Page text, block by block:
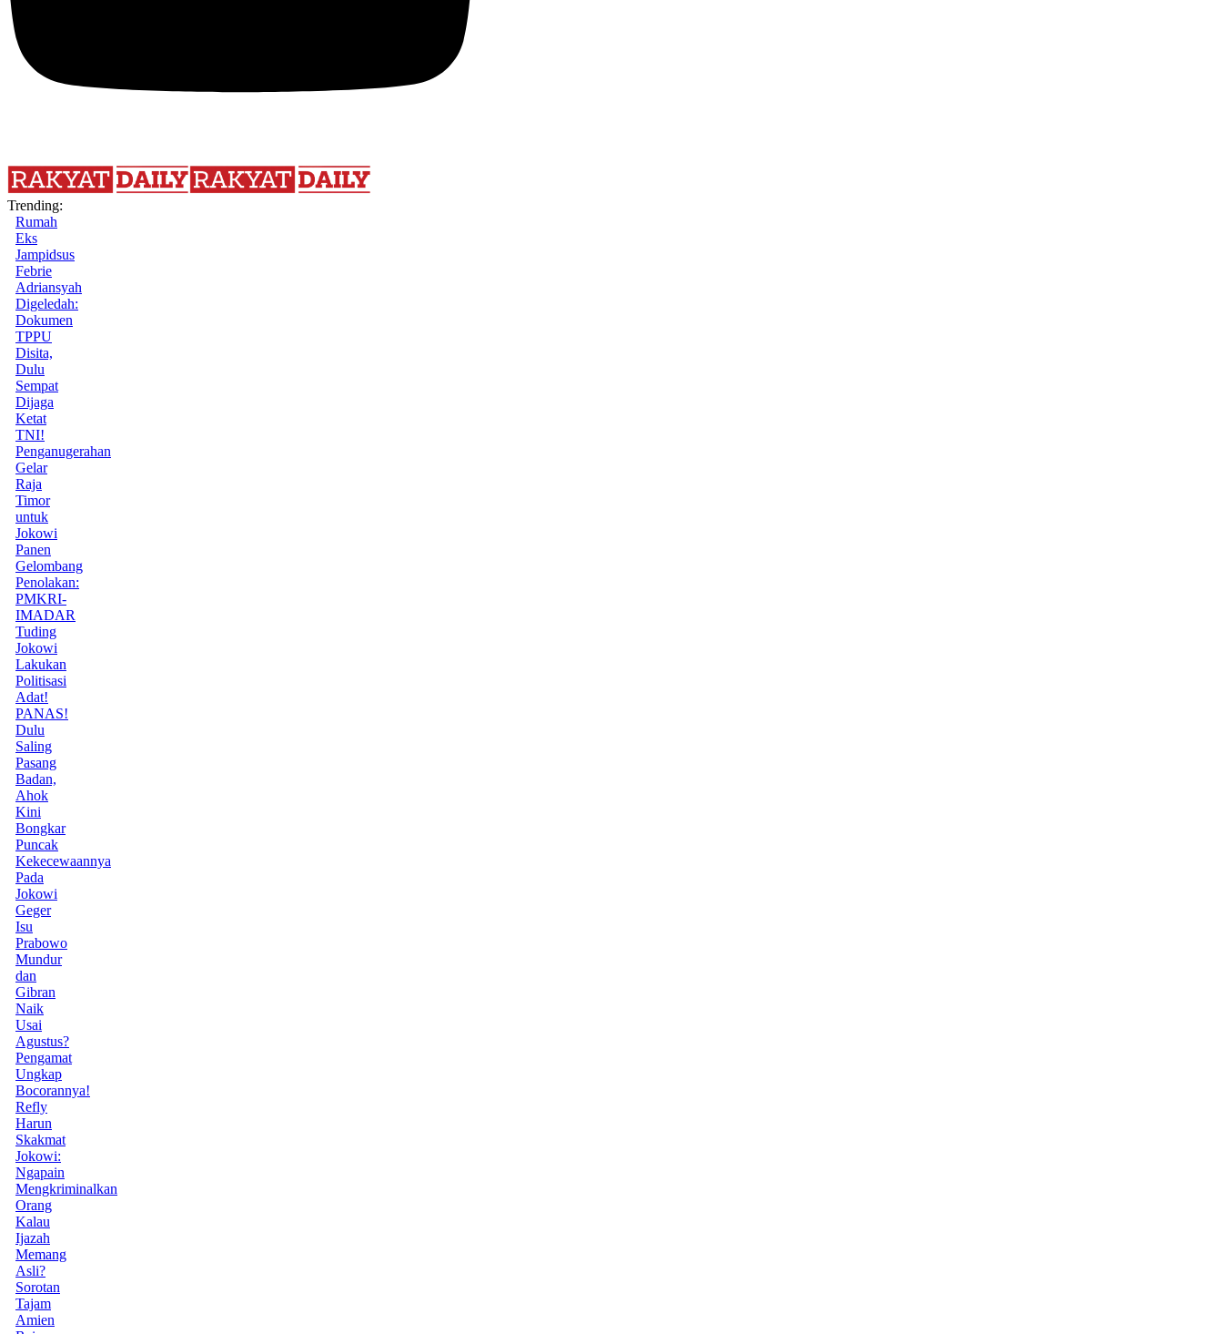
Trending:
Rumah
Eks
Jampidsus
Febrie
Adriansyah
Digeledah:
Dokumen
TPPU
Disita,
Dulu
Sempat
Dijaga
Ketat
TNI!
Penganugerahan
Gelar
Raja
Timor
untuk
Jokowi
Panen
Gelombang
Penolakan:
PMKRI-
IMADAR
Tuding
Jokowi
Lakukan
Politisasi
Adat!
PANAS!
Dulu
Saling
Pasang
Badan,
Ahok
Kini
Bongkar
Puncak
Kekecewaannya
Pada
Jokowi
Geger
Isu
Prabowo
Mundur
dan
Gibran
Naik
Usai
Agustus?
Pengamat
Ungkap
Bocorannya!
Refly
Harun
Skakmat
Jokowi:
Ngapain
Mengkriminalkan
Orang
Kalau
Ijazah
Memang
Asli?
Sorotan
Tajam
Amien